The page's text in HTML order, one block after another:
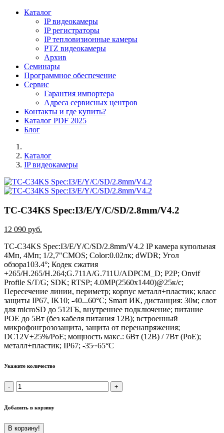
Каталог
IP видеокамеры
IP регистраторы
IP тепловизионные камеры
PTZ видеокамеры
Архив
Семинары
Программное обеспечение
Сервис
Гарантия импортера
Адреса сервисных центров
Контакты и где купить?
Каталог PDF 2025
Блог
Каталог
IP видеокамеры
TC-C34KS Spec:I3/E/Y/C/SD/2.8mm/V4.2
12 090 руб.
TC-C34KS Spec:I3/E/Y/C/SD/2.8mm/V4.2 IP камера купольная
4Mп, 4Mп; 1/2,7"CMOS; Color:0.02лк; dWDR; Угол
обзора103.4°; Кодек сжатия
+265/H.265/H.264;G.711A/G.711U/ADPCM_D; P2P; Onvif
Profile S/T/G; SDK; RTSP; 4.0MP(2560x1440)@25к/с;
Пересечение линии, периметр; корпус металл+пластик; класс
защиты IP67, IK10; -40...60°С; Smart ИК, дистанция: 30м; слот
для microSD до 512ГБ, внутреннее подключение; питание
POE до 5Вт (без кабеля питания 12В); встроенный
микрофонгрозозащита, защита от перенапряжения;
DC12V±25%/PoE; мощность макс.: 6Вт (12В) / 7Вт (PoE);
металл+пластик; IP67; -35~65°C
Укажите количество
Добавить в корзину
В корзину!